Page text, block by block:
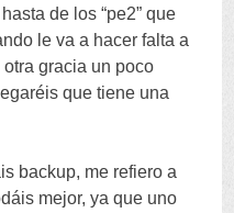
de los “pe2”que
le va a hacer falta a
otra gracia un poco
que tiene una
backup, me refiero a
mejor,ya que uno